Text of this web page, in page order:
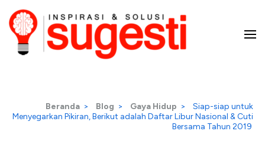
Lompat
ke
konten
Beranda > Blog > Gaya Hidup >
Siap-siap untuk
Menyegarkan Pikiran, Berikut adalah Daftar Libur Nasional & Cuti
Bersama Tahun 2019